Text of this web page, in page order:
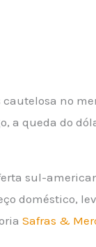
no
queda do
sul-
doméstico,
Safras &